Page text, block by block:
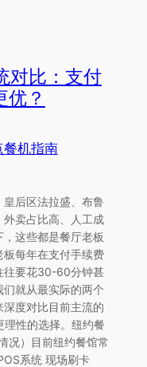
对比：支付
？
餐机指南
后区法拉盛、布鲁
卖占比高、人工成
这些都是餐厅老板
每年在支付手续费
往要花30-60分钟甚
就从最实际的两个
度对比目前主流的
理性的选择。纽约餐
况）目前纽约餐馆常
系统 现场刷卡